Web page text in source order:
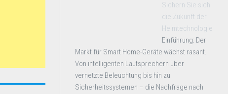
Sichern Sie sich
die Zukunft der
Heimtechnologie
Einführung: Der
Markt für Smart Home-Geräte wächst rasant.
Von intelligenten Lautsprechern über
vernetzte Beleuchtung bis hin zu
Sicherheitssystemen – die Nachfrage nach